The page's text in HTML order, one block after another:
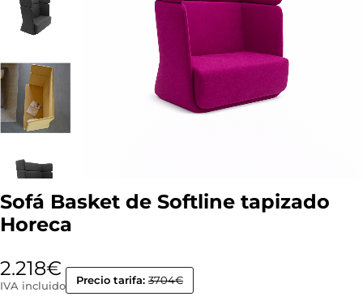
Sofá Basket de Softline tapizado
Horeca
2.218€
IVA incluido Precio tarifa: 3704€